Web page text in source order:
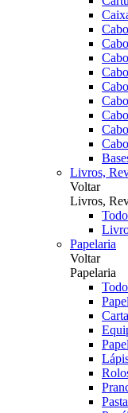
Livros,
Voltar
Livros,
Papelaria
Voltar
Papelaria
Pasta